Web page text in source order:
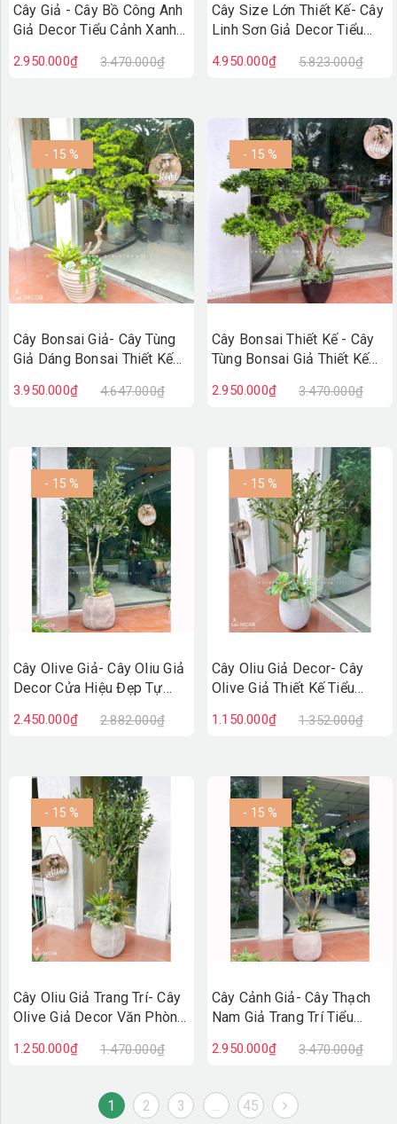
Cây Giả - Cây Bồ Công Anh
Giả Decor Tiểu Cảnh Xanh
2.950.000₫ 3.470.000₫
Cây Size Lớn Thiết Kế- Cây
Linh Sơn Giả Decor Tiểu
Cầu (220cm)- CC1378
4.950.000₫ 5.823.000₫
- 15 %
Cây Bonsai Giả- Cây Tùng
Giả Dáng Bonsai Thiết Kế
CC1377
3.950.000₫ 4.647.000₫
- 15 %
Cây Bonsai Thiết Kế - Cây
Tùng Bonsai Giả Thiết Kế
CC1335
2.950.000₫ 3.470.000₫
- 15 %
Cây Olive Giả- Cây Oliu Giả
Decor Cửa Hiệu Đẹp Tự
2.450.000₫ 2.882.000₫
- 15 %
Cây Oliu Giả Decor- Cây
Olive Giả Thiết Kế Tiểu
(140cm)- CC1381
1.150.000₫ 1.352.000₫
- 15 %
Cây Oliu Giả Trang Trí- Cây
Olive Giả Decor Văn Phòng
1.250.000₫ 1.470.000₫
- 15 %
Cây Cảnh Giả- Cây Thạch
Nam Giả Trang Trí Tiểu
2.950.000₫ 3.470.000₫
1 2 3 45